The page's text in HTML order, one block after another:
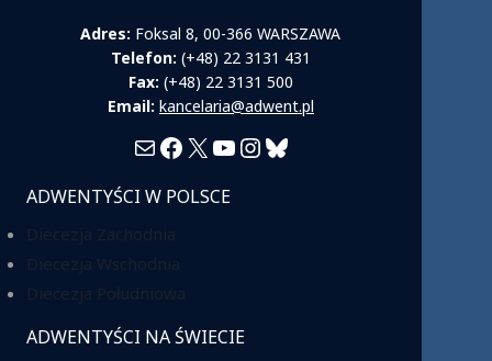
Adres: Foksal 8, 00-366 WARSZAWA
Telefon: (+48) 22 3131 431
Fax: (+48) 22 3131 500
Email: kancelaria@adwent.pl
MailFacebook
X YouTube
Instagram
Bluesky
ADWENTYŚCI W POLSCE
ADWENTYŚCI NA ŚWIECIE